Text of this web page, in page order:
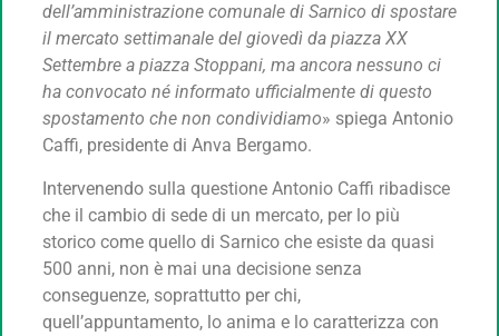
dell’amministrazione comunale di Sarnico di spostare
il mercato settimanale del giovedì da piazza XX
Settembre a piazza Stoppani, ma ancora nessuno ci
ha convocato né informato ufficialmente di questo
spostamento che non condividiamo» spiega Antonio
Caffi, presidente di Anva Bergamo.
Intervenendo sulla questione Antonio Caffi ribadisce
che il cambio di sede di un mercato, per lo più
storico come quello di Sarnico che esiste da quasi
500 anni, non è mai una decisione senza
conseguenze, soprattutto per chi,
quell’appuntamento, lo anima e lo caratterizza con